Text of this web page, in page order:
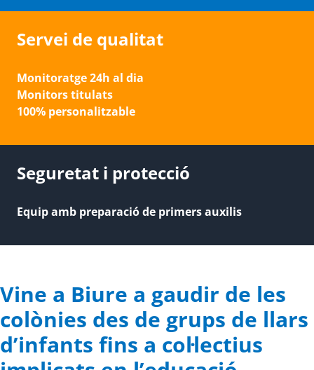
Servei de qualitat
Monitoratge 24h al dia
Monitors titulats
100% personalitzable
Seguretat i protecció
Equip amb preparació de primers auxilis
Vine a Biure a gaudir de les
colònies des de grups de llars
d’infants fins a col·lectius